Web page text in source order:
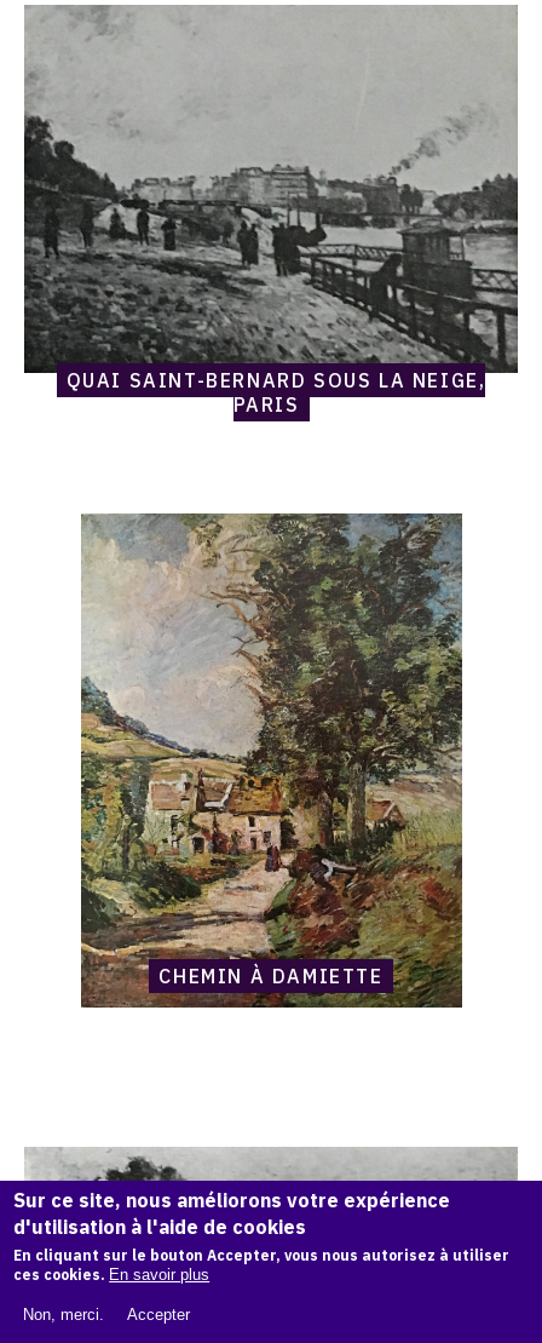
Armand
Guillaumin,
Quai
Saint-
Bernard
sous
la
neige,
Paris
QUAI SAINT-BERNARD SOUS LA NEIGE,
PARIS
Catalogue
raisonné,
Armand
Guillaumin,
Damiette
CHEMIN À DAMIETTE
Armand
Guillaumin,
Le
Pont
Marie,
Paris
Sur ce site, nous améliorons votre expérience
d'utilisation à l'aide de cookies
En cliquant sur le bouton Accepter, vous nous autorisez à utiliser
ces cookies. En savoir plus
Non, merci. Accepter